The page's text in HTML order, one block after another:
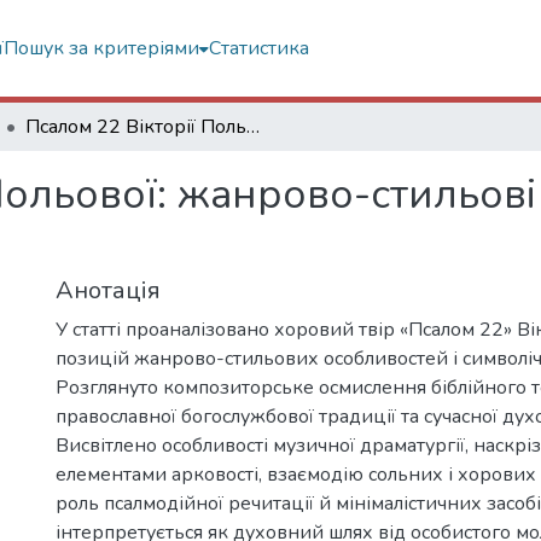
Пошук за критеріями Статистика
Псалом 22 Вікторії Польової: жанрово-стильові параметри та символічний зміст
жанрово-
Анотація
У статті проаналізовано хоровий твір «Псалом 22»
позицій жанрово-стильових особливостей і
Розглянуто композиторське осмислення біблійного
православної богослужбової традиції та сучасної
Висвітлено особливості музичної драматургії,
елементами арковості, взаємодію сольних і хорових
роль псалмодійної речитації й мінімалістичних
інтерпретується як духовний шлях від особистого